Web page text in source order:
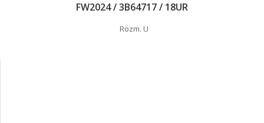
FW2024 / 3B64717 / 18UR
Rozm. U